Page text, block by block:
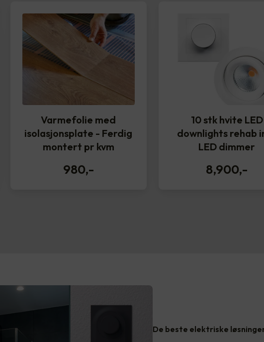
Varmefolie med
isolasjonsplate - Ferdig
montert pr kvm
980,-
10 stk hvite LED
downlights rehab
LED dimmer
8,900,-
De beste elektriske